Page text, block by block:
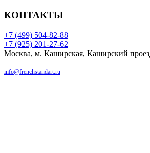
КОНТАКТЫ
+7 (499) 504-82-88
+7 (925) 201-27-62
Москва, м. Каширская, Каширский
info@frenchstandart.ru